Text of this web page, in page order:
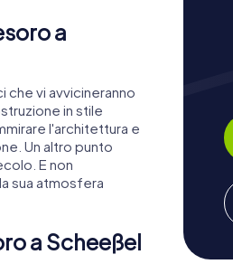
a
che vi avvicineranno
in stile
l'architettura e
Un altro punto
E non
sua atmosfera
a Scheeßel